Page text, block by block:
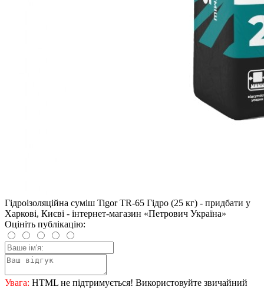
Гідроізоляційна суміш Tigor TR-65 Гідро (25 кг) - придбати у
Харкові, Києві - інтернет-магазин «Петрович Україна»
Оцініть публікацію:
Увага: HTML не підтримується! Використовуйте звичайний